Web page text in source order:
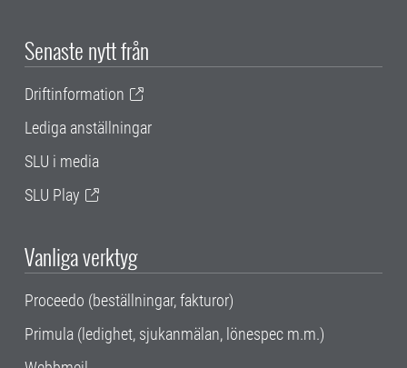
Senaste nytt från
Driftinformation
Lediga anställningar
SLU i media
SLU Play
Vanliga verktyg
Proceedo (beställningar, fakturor)
Primula (ledighet, sjukanmälan, lönespec m.m.)